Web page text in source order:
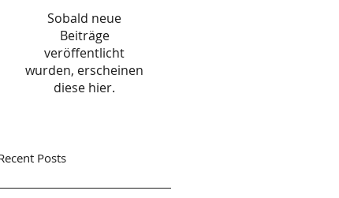
Sobald neue
Beiträge
veröffentlicht
wurden, erscheinen
diese hier.
Posts